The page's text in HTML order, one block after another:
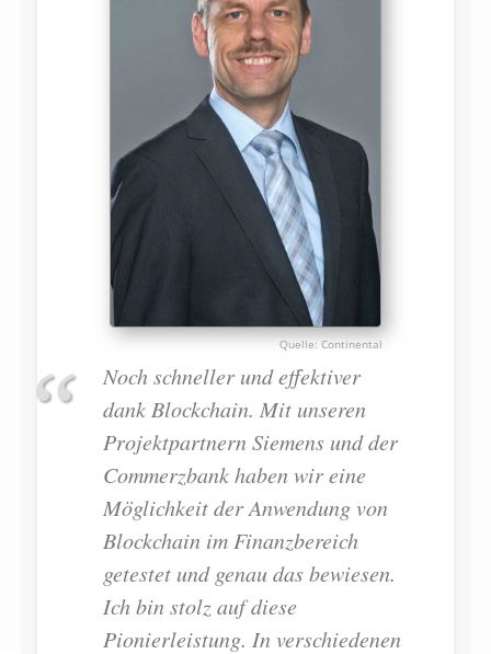
Continental
Noch schneller und effektiver
dank Blockchain. Mit unseren
Projektpartnern Siemens und der
Commerzbank haben wir eine
Möglichkeit der Anwendung von
Blockchain im Finanzbereich
getestet und genau das bewiesen.
Ich bin stolz auf diese
Pionierleistung. In verschiedenen